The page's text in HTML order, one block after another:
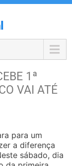
1ª
VAI ATÉ
para um
a diferença
sábado, dia